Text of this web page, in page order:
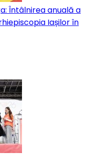
Întâlnirea anuală a
Iașilor în